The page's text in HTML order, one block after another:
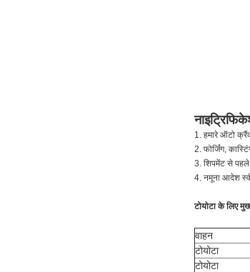
1. हमारे ऑटो
2. फोर्जिंग,
3. शिपमेंट से पहले
4. नमूना आदेश
टोयोटा के लिए
वाहन
टोयोटा
टोयोटा